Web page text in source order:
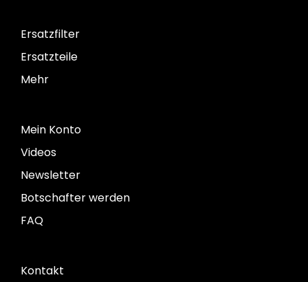
Ersatzfilter
Ersatzteile
Mehr
Mein Konto
Videos
Newsletter
Botschafter werden
FAQ
Kontakt